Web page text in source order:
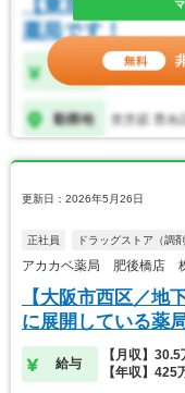
更新日：2026年5月26日
正社員 ドラッグストア（調剤
アカカベ薬局 肥後橋店
【大阪市西区／
に展開している薬
給与
【月収】
【年収】425